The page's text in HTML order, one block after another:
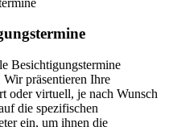
Besichtigungstermine
präsentieren Ihre
oder virtuell, je nach Wunsch
die spezifischen
ein, um ihnen die